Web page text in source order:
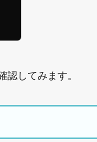
してみます。